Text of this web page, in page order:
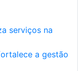
serviços na
a gestão